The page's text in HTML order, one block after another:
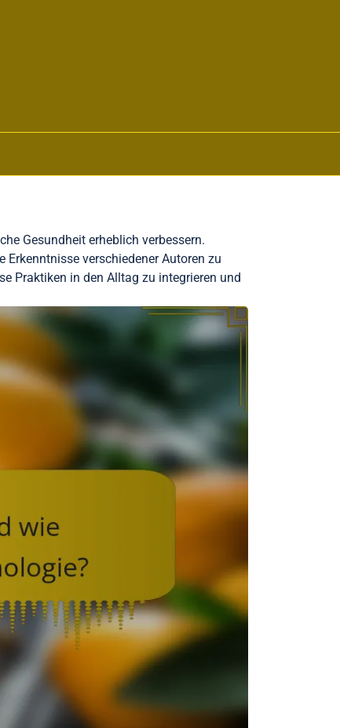
Gesundheit erheblich verbessern.
verschiedener Autoren zu
Praktiken in den Alltag zu integrieren und